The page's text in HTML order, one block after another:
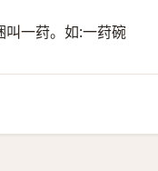
叫一荮。如:一荮碗